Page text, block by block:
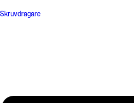
Skruvdragare